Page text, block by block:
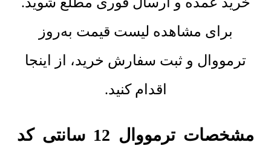
برای مشاهده لیست قیمت به‌روز
ترمووال و ثبت سفارش خرید، از اینجا
اقدام کنید.
مشخصات ترمووال 12 سانتی کد